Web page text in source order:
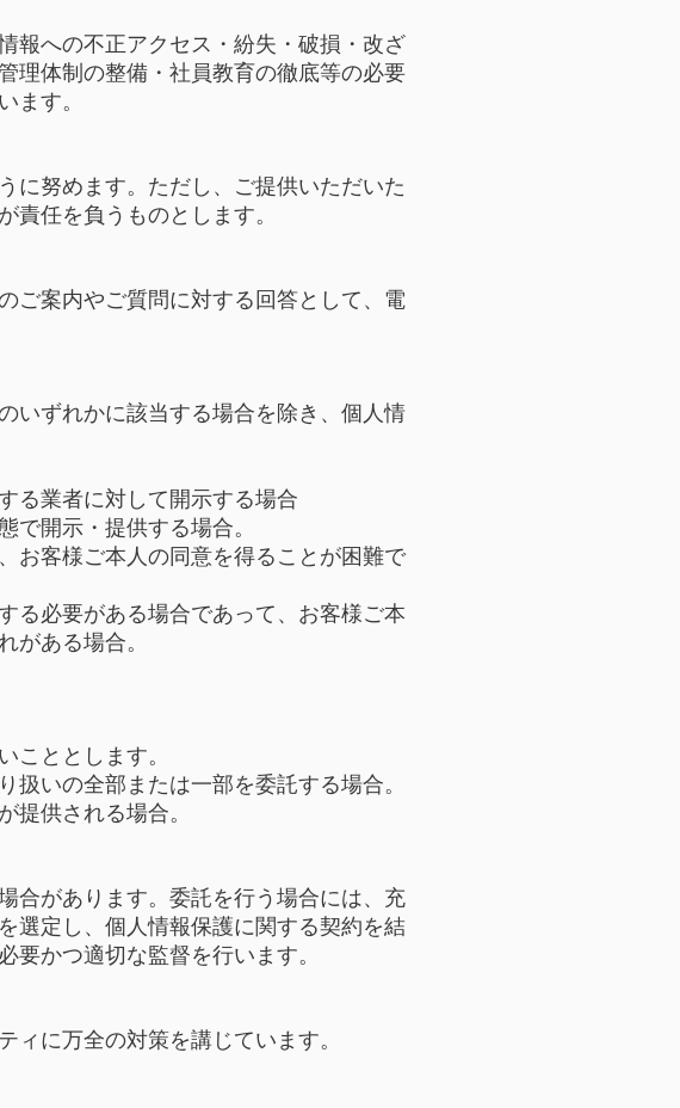
報への不正アクセス・紛失・破損・改ざ
理体制の整備・社員教育の徹底等の必要
ます。
に努めます。ただし、ご提供いただいた
任を負うものとします。
ご案内やご質問に対する回答として、電
いずれかに該当する場合を除き、個人情
る業者に対して開示する場合
開示・提供する場合。
お客様ご本人の同意を得ることが困難で
る必要がある場合であって、お客様ご本
がある場合。
こととします。
扱いの全部または一部を委託する場合。
提供される場合。
合があります。委託を行う場合には、充
選定し、個人情報保護に関する契約を結
かつ適切な監督を行います。
に万全の対策を講じています。